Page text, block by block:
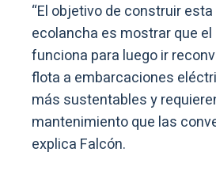
“El objetivo de construir
ecolancha es mostrar que
funciona para luego ir
flota a embarcaciones
más sustentables y
mantenimiento que las
explica Falcón.